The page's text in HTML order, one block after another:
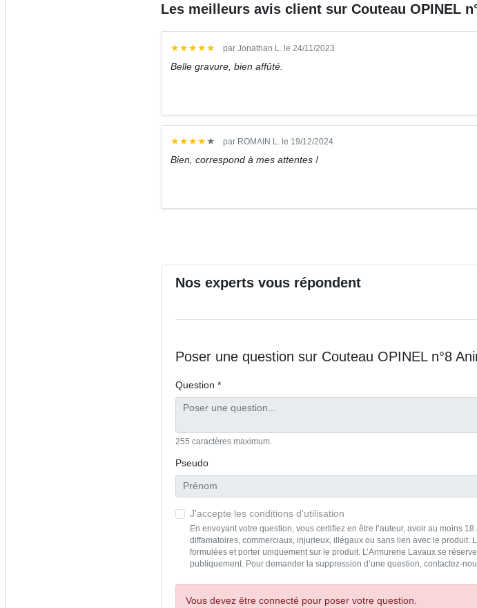
Les meilleurs avis client sur Couteau OPINEL
★★★★★ par Jonathan L. le 24/11/2023
Belle gravure, bien affûté.
★★★★★ par ROMAIN L. le 19/12/2024
Bien, correspond à mes attentes !
Nosexperts vous répondent
Poser une question sur Couteau OPINEL n°8
Question *
255 caractères maximum.
Pseudo
J'accepte les conditions d'utilisation
En envoyant votre question, vous certifiez en être l’auteur, avoir au moins
diffamatoires, commerciaux, injurieux, illégaux ou sans lien avec le
formulées et porter uniquement sur le produit. L’Armurerie Lavaux se
publiquement. Pour demander la suppression d’une question, contactez-
Vous devez être connecté pour poser votre question.